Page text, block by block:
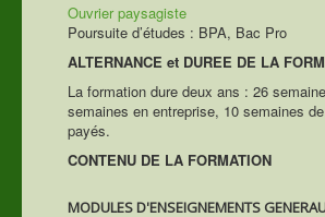
Ouvrier paysagiste
Poursuite d’études : BPA, Bac Pro
ALTERNANCE et DUREE DE LA
La formation dure deux ans : 26
semaines en entreprise, 10 semaines
payés.
CONTENU DE LA FORMATION
MODULES D'ENSEIGNEMENTS